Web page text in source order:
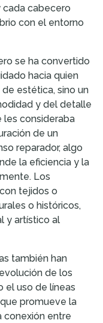
cabecero
con el entorno
se ha convertido
hacia quien
estética, sino un
y del detalle
les consideraba
de un
reparador, algo
la eficiencia y la
Los
tejidos o
o históricos,
y artístico al
también han
de los
el uso de líneas
promueve la
conexión entre